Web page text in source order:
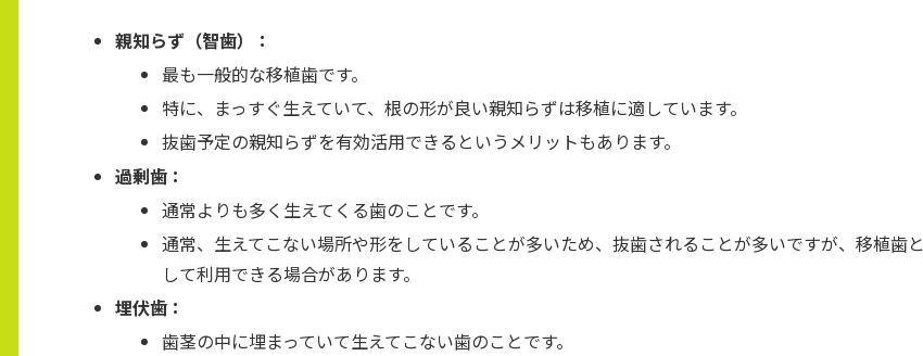
親知らず（智歯）：
最も一般的な移植歯です。
特に、まっすぐ生えていて、根の形が良い親知らずは移植に適しています。
抜歯予定の親知らずを有効活用できるというメリットもあります。
過剰歯：
通常よりも多く生えてくる歯のことです。
通常、生えてこない場所や形をしていることが多いため、抜歯されることが多いですが、移植歯と
して利用できる場合があります。
埋伏歯：
歯茎の中に埋まっていて生えてこない歯のことです。